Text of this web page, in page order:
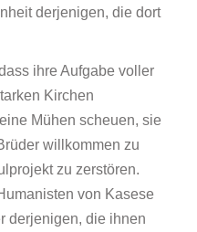
derjenigen, die dort
ihre Aufgabe voller
Kirchen
Mühen scheuen, sie
willkommen zu
zu zerstören.
von Kasese
derjenigen, die ihnen